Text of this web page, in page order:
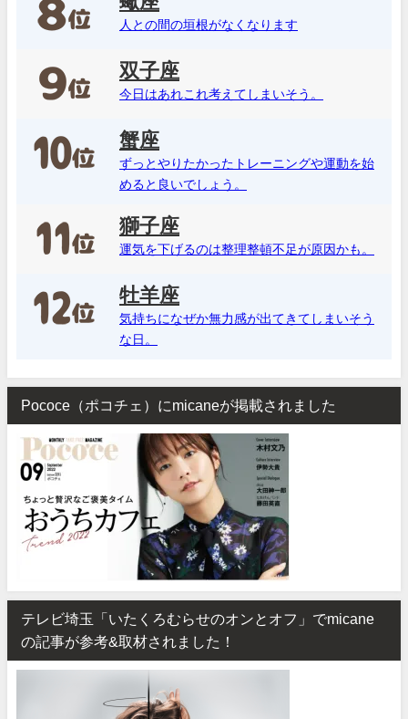
人との間の垣根がなくなります
双子座
今日はあれこれ考えてしまいそう。
蟹座
ずっとやりたかったトレーニングや運動を始
めると良いでしょう。
獅子座
運気を下げるのは整理整頓不足が原因かも。
牡羊座
気持ちになぜか無力感が出てきてしまいそう
な日。
Pococe（ポコチェ）にmicaneが掲載されました
テレビ埼玉「いたくろむらせのオンとオフ」でmicane
の記事が参考&取材されました！